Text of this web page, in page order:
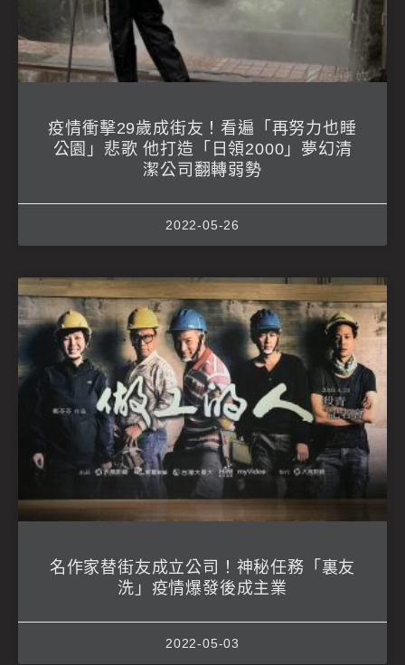
疫情衝擊29歲成街友！看遍「再努力也睡
公園」悲歌 他打造「日領2000」夢幻清
潔公司翻轉弱勢
2022-05-26
名作家替街友成立公司！神秘任務「裏友
洗」疫情爆發後成主業
2022-05-03